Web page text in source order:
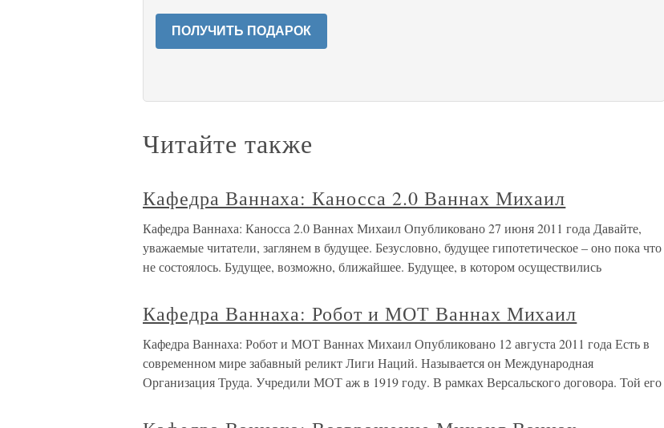
ПОЛУЧИТЬ ПОДАРОК
Читайте также
Кафедра Ваннаха: Каносса 2.0 Ваннах Михаил
Кафедра Ваннаха: Каносса 2.0 Ваннах Михаил Опубликовано 27 июня 2011 года Давайте,
уважаемые читатели, заглянем в будущее. Безусловно, будущее гипотетическое – оно пока что
не состоялось. Будущее, возможно, ближайшее. Будущее, в котором осуществились
Кафедра Ваннаха: Робот и МОТ Ваннах Михаил
Кафедра Ваннаха: Робот и МОТ Ваннах Михаил Опубликовано 12 августа 2011 года Есть в
современном мире забавный реликт Лиги Наций. Называется он Международная
Организация Труда. Учредили МОТ аж в 1919 году. В рамках Версальского договора. Той его